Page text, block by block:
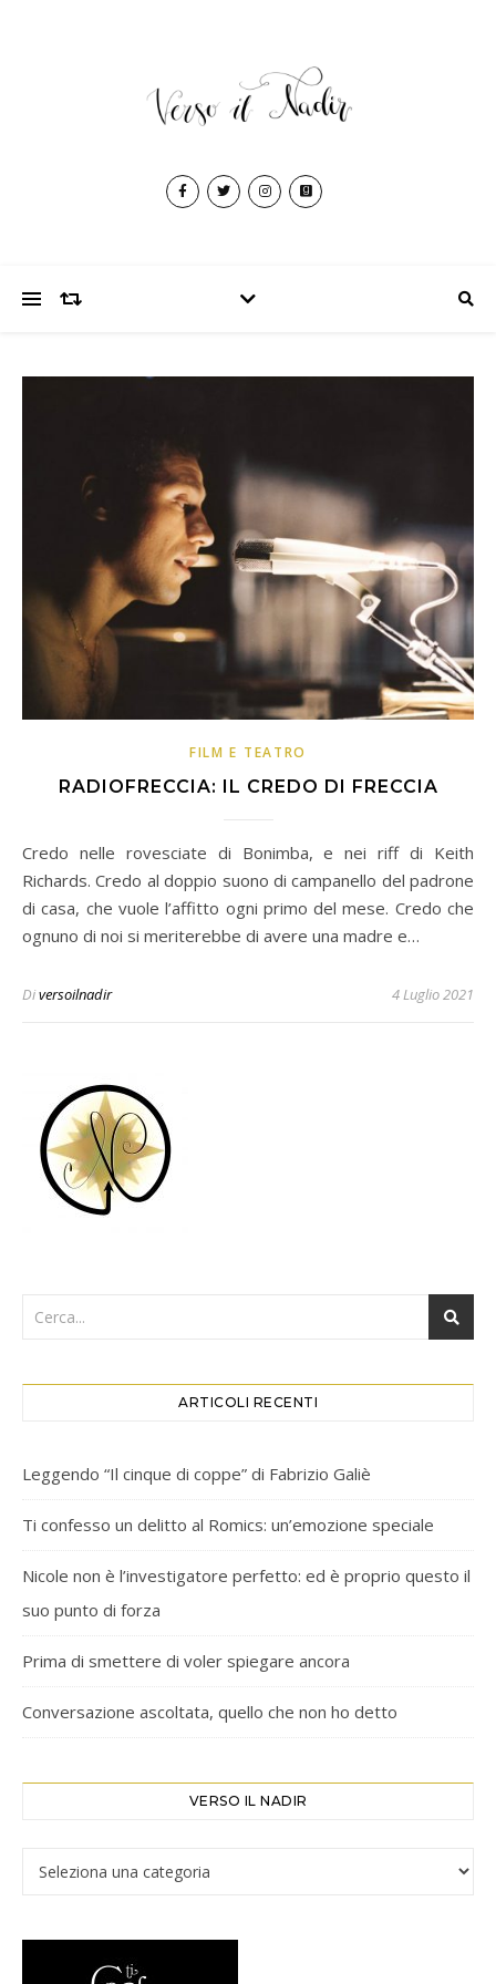
FILM E TEATRO
RADIOFRECCIA: IL CREDO DI FRECCIA
Credo nelle rovesciate di Bonimba, e nei riff di Keith
Richards. Credo al doppio suono di campanello del padrone
di casa, che vuole l’affitto ogni primo del mese. Credo che
ognuno di noi si meriterebbe di avere una madre e…
Diversoilnadir 4 Luglio 2021
ARTICOLI RECENTI
Leggendo “Il cinque di coppe” di Fabrizio Galiè
Ti confesso un delitto al Romics: un’emozione speciale
Nicole non è l’investigatore perfetto: ed è proprio questo il
suo punto di forza
Prima di smettere di voler spiegare ancora
Conversazione ascoltata, quello che non ho detto
VERSO IL NADIR
Verso il Nadir